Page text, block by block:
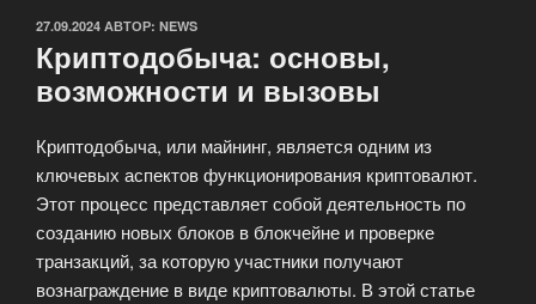
ОПУБЛИКОВАНО
27.09.2024 АВТОР: NEWS
Криптодобыча: основы,
возможности и вызовы
Криптодобыча, или майнинг, является одним из
ключевых аспектов функционирования криптовалют.
Этот процесс представляет собой деятельность по
созданию новых блоков в блокчейне и проверке
транзакций, за которую участники получают
вознаграждение в виде криптовалюты. В этой статье